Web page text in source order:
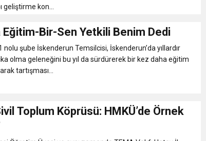
geliştirme kon...
Eğitim-Bir-Sen Yetkili Benim Dedi
şube İskenderun Temsilcisi, İskenderun’da yıllardır
olma geleneğini bu yıl da sürdürerek bir kez daha eğitim
tartışması...
Toplum Köprüsü: HMKÜ’de Örnek